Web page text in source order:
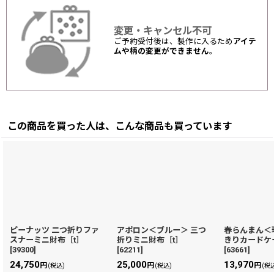
変更・キャンセル不可
ご予約受付後は、製作に入るため アイテ
ムや柄の変更ができません。
この商品を買った人は、こんな商品も買っています
ピーナッツ 二つ折りファ
スナーミニ財布［t］
[39300]
24,750円 (税込)
アポロン＜ブルー＞ 三つ
折りミニ財布［t］
[62211]
25,000円 (税込)
春らんまん＜
きりカード
[63661]
13,970円 (税